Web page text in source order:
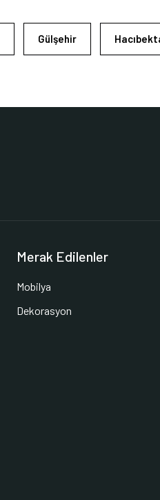
Gülşehir
Merak Edilenler
Mobilya
Dekorasyon